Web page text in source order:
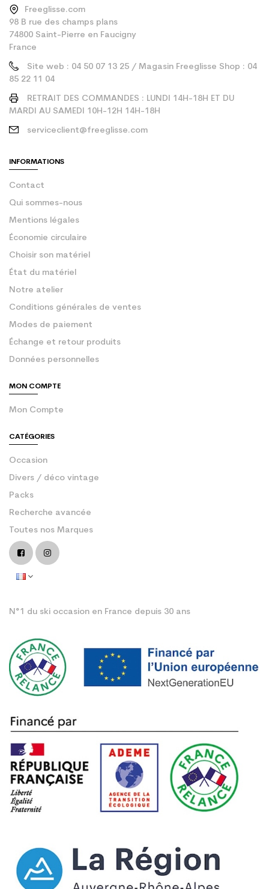
Freeglisse.com
98 B rue des champs plans
74800 Saint-Pierre en Faucigny
France
Site web : 04 50 07 13 25 / Magasin Freeglisse Shop : 04
85 22 11 04
RETRAIT DES COMMANDES : LUNDI 14H-18H ET DU
MARDI AU SAMEDI 10H-12H 14H-18H
serviceclient@freeglisse.com
INFORMATIONS
Contact
Qui sommes-nous
Mentions légales
Économie circulaire
Choisir son matériel
État du matériel
Notre atelier
Conditions générales de ventes
Modes de paiement
Échange et retour produits
Données personnelles
MON COMPTE
Mon Compte
CATÉGORIES
Occasion
Divers / déco vintage
Packs
Recherche avancée
Toutes nos Marques
N°1 du ski occasion en France depuis 30 ans